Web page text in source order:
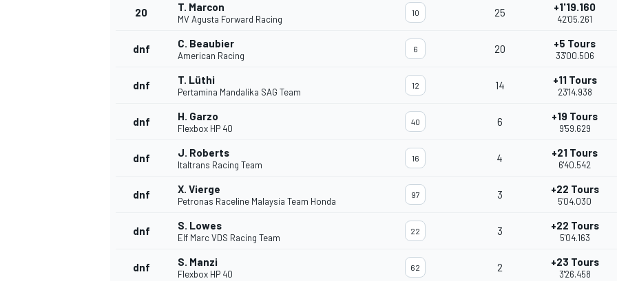
20 T. Marcon
MV Agusta Forward Racing
10 25 +1'19.160
42'05.261
dnf C. Beaubier
American Racing
6 20 +5 Tours
33'00.506
dnf T. Lüthi
Pertamina Mandalika SAG Team
12 14 +11 Tours
23'14.938
dnf H. Garzo
Flexbox HP 40
40 6 +19 Tours
9'59.629
dnf J. Roberts
Italtrans Racing Team
16 4 +21 Tours
6'40.542
dnf X. Vierge
Petronas Raceline Malaysia Team Honda
97 3 +22 Tours
5'04.030
dnf S. Lowes
Elf Marc VDS Racing Team
22 3 +22 Tours
5'04.163
dnf S. Manzi
Flexbox HP 40
62 2 +23 Tours
3'26.458